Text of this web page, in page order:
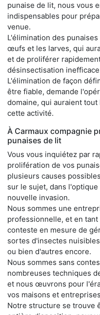
punaise de lit, nous vous
indispensables pour
venue.
L'élimination des
œufs et les larves, qui
et de proliférer
désinsectisation
L'élimination de façon
être fiable, demande
domaine, qui auraient
cette activité.
À Carmaux compagnie
punaises de lit
Vous vous inquiétez par
prolifération de vos
plusieurs causes
sur le sujet, dans
nouvelle invasion.
Nous sommes une
professionnelle, et en
conteste en mesure de
sortes d'insectes
ou bien d'autres encore.
Nous sommes sans
nombreuses techniques
et nous œuvrons pour
vos maisons et
Notre structure se trouve